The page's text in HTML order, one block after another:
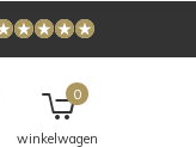
winkelwagen
0